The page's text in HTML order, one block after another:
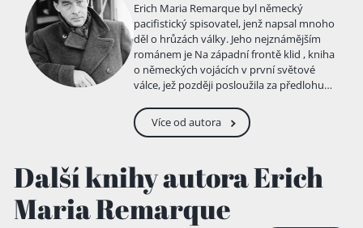
Erich Maria Remarque byl německý
pacifistický spisovatel, jenž napsal mnoho
děl o hrůzách války. Jeho nejznámějším
románem je Na západní frontě klid , kniha
o německých vojácích v první světové
válce, jež později posloužila za předlohu
protiválečný přístup z něj udělal nepřítele
nacistického režimu. Narodil se 22. června
Franzi Remarkovi jako druhé nejstarší ze
čtyř dětí. Studoval na učitelském ústavu
v Münsteru. Roku 1916 odešel v 18 letech
do první světové války, na západní frontě
Více od autora
Další knihy autora Erich
Maria Remarque